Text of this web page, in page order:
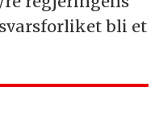
bli et